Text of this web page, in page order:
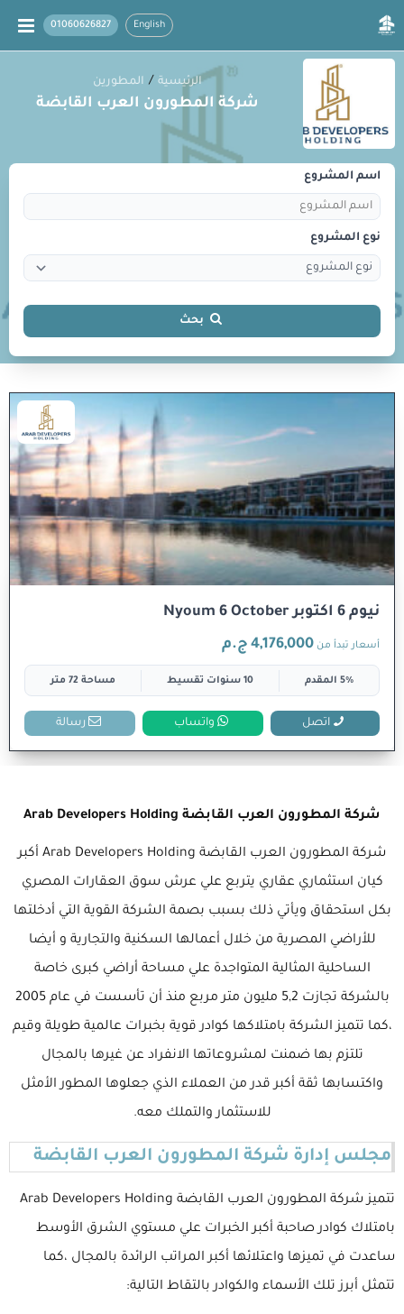
English
01060626827
الرئيسية / المطورين
شركة المطورون العرب القابضة
اسم المشروع
نوع المشروع
بحث
نيوم 6 اكتوبر Nyoum 6 October
أسعار تبدأ من 4,176,000 ج.م
5% المقدم 10 سنوات تقسيط مساحة 72 متر
اتصل واتساب رسالة
شركة المطورون العرب القابضة Arab Developers Holding
شركة المطورون العرب القابضة Arab Developers Holding أكبر
كيان استثماري عقاري يتربع علي عرش سوق العقارات المصري
بكل استحقاق ويأتي ذلك بسبب بصمة الشركة القوية التي أدخلتها
للأراضي المصرية من خلال أعمالها السكنية والتجارية و أيضا
الساحلية المثالية المتواجدة علي مساحة أراضي كبرى خاصة
بالشركة تجازت 5,2 مليون متر مربع منذ أن تأسست في عام 2005
،كما تتميز الشركة بامتلاكها كوادر قوية بخبرات عالمية طويلة وقيم
تلتزم بها ضمنت لمشروعاتها الانفراد عن غيرها بالمجال
واكتسابها ثقة أكبر قدر من العملاء الذي جعلوها المطور الأمثل
للاستثمار والتملك معه.
مجلس إدارة شركة المطورون العرب القابضة
تتميز شركة المطورون العرب القابضة Arab Developers Holding
بامتلاك كوادر صاحبة أكبر الخبرات علي مستوي الشرق الأوسط
ساعدت في تميزها واعتلائها أكبر المراتب الرائدة بالمجال ،كما
تتمثل أبرز تلك الأسماء والكوادر بالتقاط التالية: